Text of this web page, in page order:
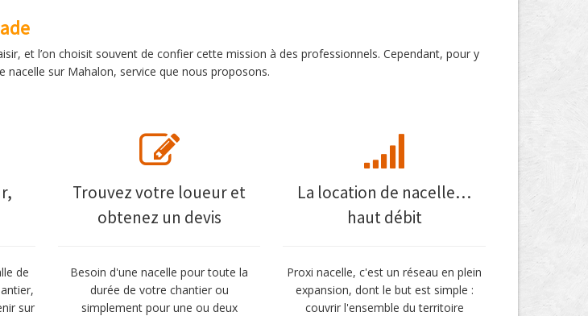
et l’on choisit souvent de confier cette mission à des professionnels. Cependant, pour y
sur Mahalon, service que nous proposons.
de
sur
Trouvez votre loueur et
obtenez un devis
Besoin d'une nacelle pour toute la
durée de votre chantier ou
simplement pour une ou deux
La location de nacelle…
haut débit
Proxi nacelle, c'est un réseau en plein
expansion, dont le but est simple :
couvrir l'ensemble du territoire